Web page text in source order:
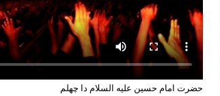
حضرت امام حسین علیه السلام دا چهلم